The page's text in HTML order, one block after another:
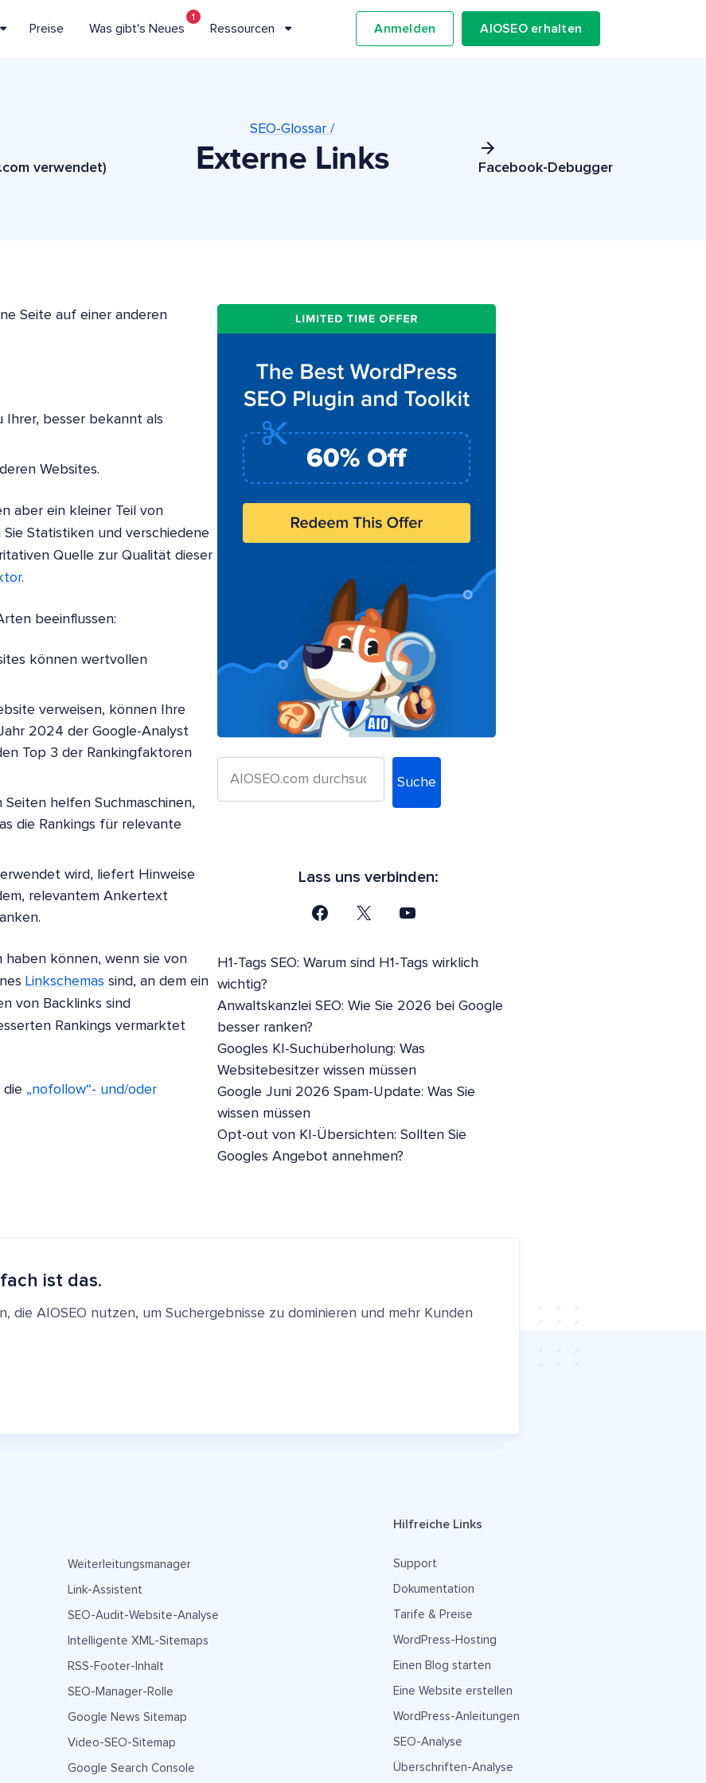
Preise Was gibt's Neues
1
Ressourcen Anmelden AIOSEO erhalten
verwendet)
SEO-Glossar /
Externe Links Facebook-Debugger
Seite auf einer anderen
Ihrer, besser bekannt als
Websites.
aber ein kleiner Teil von
Statistiken und verschiedene
Quelle zur Qualität dieser
.
beeinflussen:
können wertvollen
verweisen, können Ihre
2024 der Google-Analyst
Top 3 der Rankingfaktoren
helfen Suchmaschinen,
die Rankings für relevante
wird, liefert Hinweise
relevantem Ankertext
haben können, wenn sie von
Linkschemas sind, an dem ein
von Backlinks sind
Rankings vermarktet
die „nofollow“- und/oder
Suche
Lass uns verbinden:
H1-Tags SEO: Warum sind H1-Tags wirklich
wichtig?
Anwaltskanzlei SEO: Wie Sie 2026 bei Google
besser ranken?
Googles KI-Suchüberholung: Was
Websitebesitzer wissen müssen
Google Juni 2026 Spam-Update: Was Sie
wissen müssen
Opt-out von KI-Übersichten: Sollten Sie
Googles Angebot annehmen?
ist das.
die AIOSEO nutzen, um Suchergebnisse zu dominieren und mehr Kunden
Weiterleitungsmanager
Link-Assistent
SEO-Audit-Website-Analyse
Intelligente XML-Sitemaps
RSS-Footer-Inhalt
SEO-Manager-Rolle
Google News Sitemap
Video-SEO-Sitemap
Google Search Console
Hilfreiche Links
Support
Dokumentation
Tarife & Preise
WordPress-Hosting
Einen Blog starten
Eine Website erstellen
WordPress-Anleitungen
SEO-Analyse
Überschriften-Analyse